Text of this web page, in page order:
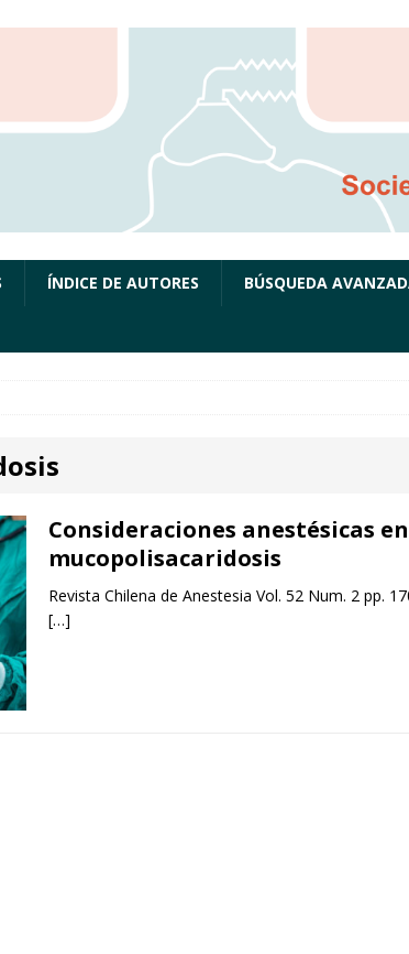
ÍNDICE DE AUTORES BÚSQUEDA
Consideraciones anestésicas en
mucopolisacaridosis
Revista Chilena de Anestesia Vol. 52 Num. 2 pp.
[…]